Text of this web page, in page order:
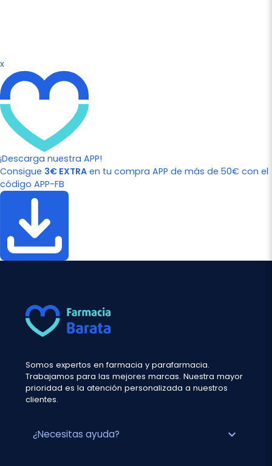
x
¡Descarga nuestra APP!
Consigue 3€ EXTRA en tu compra APP de más de 50€ con el
código APP-FB
Somos expertos en farmacia y parafarmacia.
Trabajamos para las mejores marcas. Nuestra mayor
prioridad es la atención personalizada a nuestros
clientes.
¿Necesitas ayuda? expand_more